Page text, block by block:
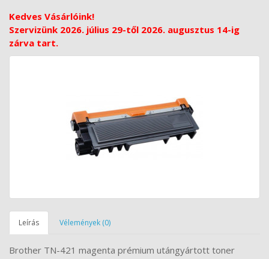
Kedves Vásárlóink!
Szervizünk 2026. július 29-től 2026. augusztus 14-ig
zárva tart.
Leírás Vélemények (0)
Brother TN-421 magenta prémium utángyártott toner